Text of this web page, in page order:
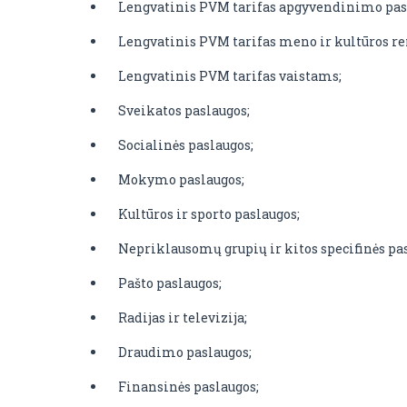
Lengvatinis PVM tarifas apgyvendinimo
Lengvatinis PVM tarifas meno ir kultūros
Lengvatinis PVM tarifas vaistams;
Sveikatos paslaugos;
Socialinės paslaugos;
Mokymo paslaugos;
Kultūros ir sporto paslaugos;
Nepriklausomų grupių ir kitos specifinės
Pašto paslaugos;
Radijas ir televizija;
Draudimo paslaugos;
Finansinės paslaugos;